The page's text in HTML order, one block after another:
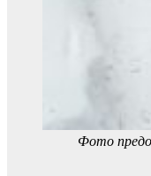
Фото